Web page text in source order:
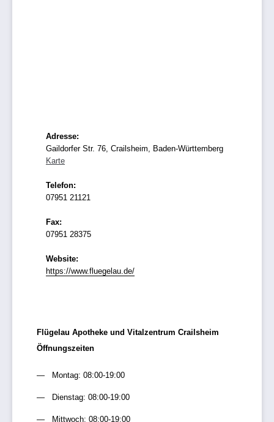
Adresse:
Gaildorfer Str. 76, Crailsheim, Baden-Württemberg
Karte
Telefon:
07951 21121
Fax:
07951 28375
Website:
https://www.fluegelau.de/
Flügelau Apotheke und Vitalzentrum Crailsheim
Öffnungszeiten
Montag: 08:00-19:00
Dienstag: 08:00-19:00
Mittwoch: 08:00-19:00